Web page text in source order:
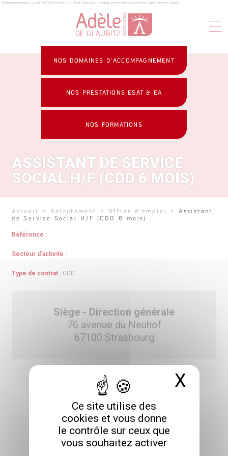
Panneau de gestion des cookies
Ce site utilise des
cookies et vous donne
le contrôle sur ceux que
vous souhaitez activer
X
Établissement médico-social, ESAT, EA & formation continue : Association handicap, enfants, adultes & personnes âgées - Adèle de Glaubitz
NOS DOMAINES D’ACCOMPAGNEMENT
NOS PRESTATIONS ESAT & EA
NOS FORMATIONS
ASSISTANT DE SERVICE
SOCIAL H/F (CDD 6 MOIS)
Accueil > Recrutement > Offres d'emploi >Assistant
de Service Social H/F (CDD 6 mois)
Référence :
Secteur d'activité :
Type de contrat : CDD
Siège - Direction générale
76 avenue du Neuhof
67100 Strasbourg
POSTULER